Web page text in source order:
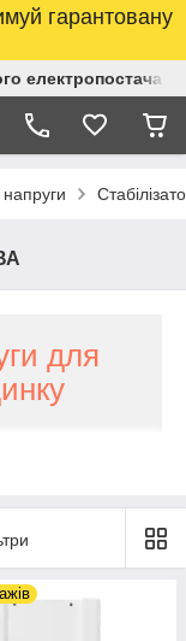
гарантовану
напруги
для
до 35 000 ВА
або